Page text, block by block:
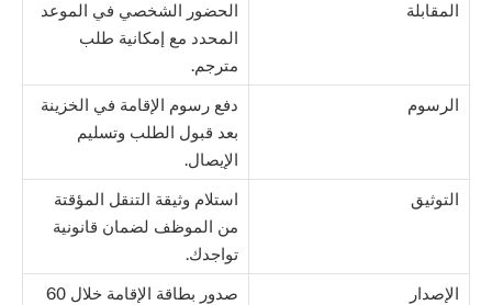
المقابلة
الحضور الشخصي في الموعد
المحدد مع إمكانية طلب
مترجم.
الرسوم
دفع رسوم الإقامة في الخزينة
بعد قبول الطلب وتسليم
الإيصال.
التوثيق
استلام وثيقة التنقل المؤقتة
من الموظف لضمان قانونية
تواجدك.
الإصدار
صدور بطاقة الإقامة خلال 60